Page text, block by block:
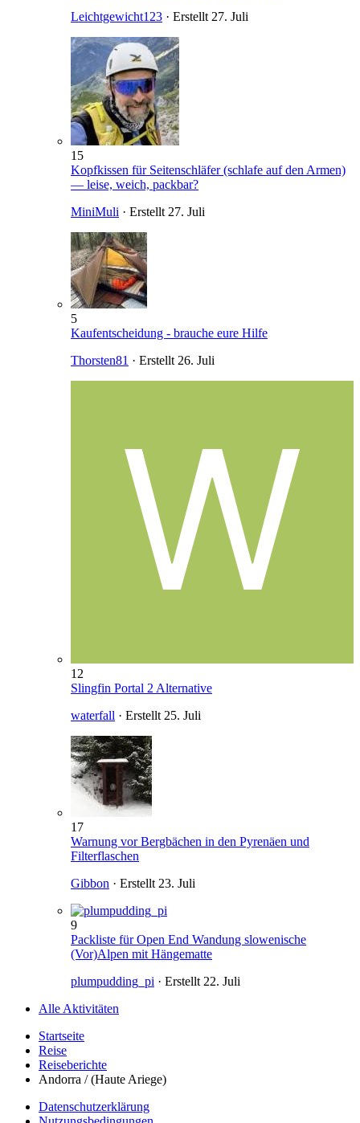
Leichtgewicht123 · Erstellt 27. Juli
15
Kopfkissen für Seitenschläfer (schlafe auf den Armen)
— leise, weich, packbar?
MiniMuli · Erstellt 27. Juli
5
Kaufentscheidung - brauche eure Hilfe
Thorsten81 · Erstellt 26. Juli
12
Slingfin Portal 2 Alternative
waterfall · Erstellt 25. Juli
17
Warnung vor Bergbächen in den Pyrenäen und
Filterflaschen
Gibbon · Erstellt 23. Juli
9
Packliste für Open End Wandung slowenische
(Vor)Alpen mit Hängematte
plumpudding_pi · Erstellt 22. Juli
Alle Aktivitäten
Startseite
Reise
Reiseberichte
Andorra / (Haute Ariege)
Datenschutzerklärung